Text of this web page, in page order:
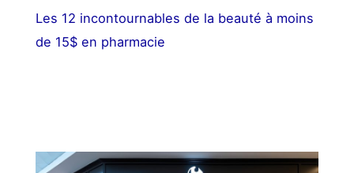
Les 12 incontournables de la beauté à moins
de 15$ en pharmacie